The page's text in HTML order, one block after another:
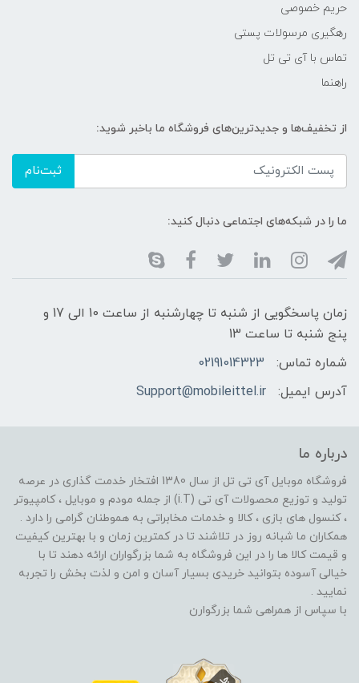
حریم خصوصی
رهگیری مرسولات پستی
تماس با آی تی تل
راهنما
از تخفیف‌ها و جدیدترین‌های فروشگاه ما باخبر شوید:
ثبت‌نام
ما را در شبکه‌های اجتماعی دنبال کنید:
زمان پاسخگویی از شنبه تا چهارشنبه از ساعت 10 الی 17 و
پنج شنبه تا ساعت 13
شماره تماس:
02191014323
آدرس ایمیل:
Support@mobileittel.ir
درباره ما
فروشگاه موبایل آی تی تل از سال 1380 افتخار خدمت گذاری در عرصه
تولید و توزیع محصولات آی تی (i.T) از جمله مودم و موبایل ، کامپیوتر
، کنسول های بازی ، کالا و خدمات مخابراتی به هموطنان گرامی را دارد .
همکاران ما شبانه روز در تلاشند تا در کمترین زمان و با بهترین کیفیت
و قیمت کالا ها را در این فروشگاه به شما بزرگواران ارائه دهند تا با
خیالی آسوده بتوانید خریدی بسیار آسان و امن و لذت بخش را تجربه
نمایید .
با سپاس از همراهی شما بزرگوارن